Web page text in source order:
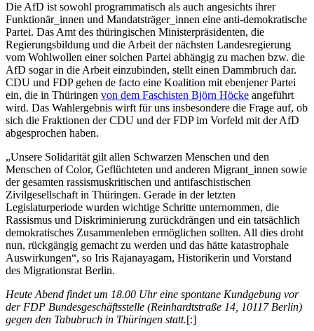
Die AfD ist sowohl programmatisch als auch angesichts ihrer
Funktionär_innen und Mandatsträger_innen eine anti-demokratische
Partei. Das Amt des thüringischen Ministerpräsidenten, die
Regierungsbildung und die Arbeit der nächsten Landesregierung
vom Wohlwollen einer solchen Partei abhängig zu machen bzw. die
AfD sogar in die Arbeit einzubinden, stellt einen Dammbruch dar.
CDU und FDP gehen de facto eine Koalition mit ebenjener Partei
ein, die in Thüringen von dem Faschisten Björn Höcke angeführt
wird. Das Wahlergebnis wirft für uns insbesondere die Frage auf, ob
sich die Fraktionen der CDU und der FDP im Vorfeld mit der AfD
abgesprochen haben.
„Unsere Solidarität gilt allen Schwarzen Menschen und den
Menschen of Color, Geflüchteten und anderen Migrant_innen sowie
der gesamten rassismuskritischen und antifaschistischen
Zivilgesellschaft in Thüringen. Gerade in der letzten
Legislaturperiode wurden wichtige Schritte unternommen, die
Rassismus und Diskriminierung zurückdrängen und ein tatsächlich
demokratisches Zusammenleben ermöglichen sollten. All dies droht
nun, rückgängig gemacht zu werden und das hätte katastrophale
Auswirkungen“, so Iris Rajanayagam, Historikerin und Vorstand
des Migrationsrat Berlin.
Heute Abend findet um 18.00 Uhr eine spontane Kundgebung vor
der FDP Bundesgeschäftsstelle (Reinhardtstraße 14, 10117 Berlin)
gegen den Tabubruch in Thüringen statt.[:]